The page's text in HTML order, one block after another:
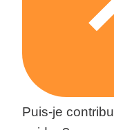
Puis-je